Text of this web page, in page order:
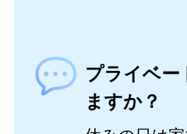
プライベ
ますか？